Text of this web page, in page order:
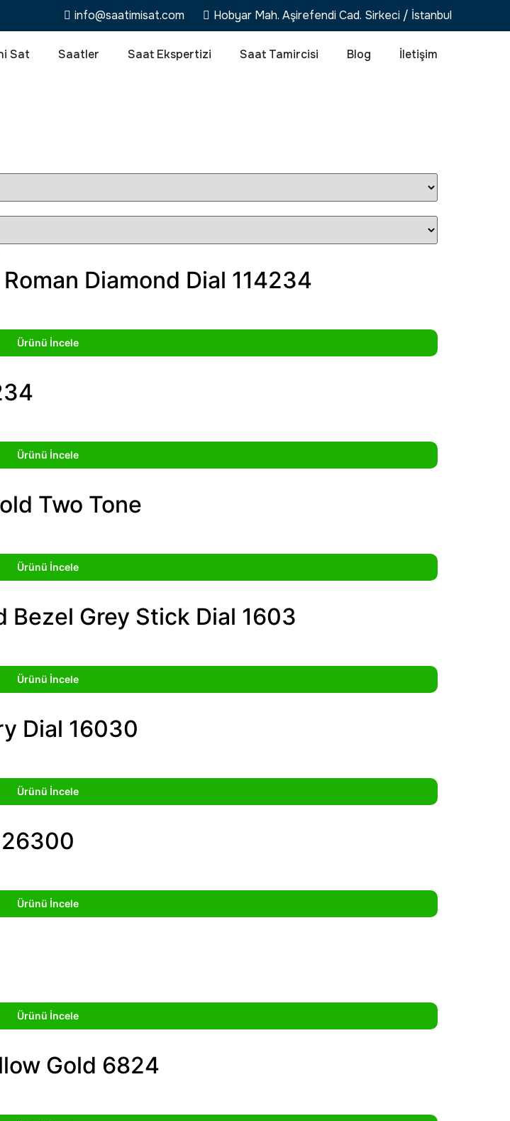
info@saatimisat.com Hobyar Mah. Aşirefendi Cad. Sirkeci / İstanbul
Sat Saatler Saat Ekspertizi Saat Tamircisi Blog İletişim
Diamond Dial 114234
Ürünü İncele
Ürünü İncele
Two Tone
Ürünü İncele
Grey Stick Dial 1603
Ürünü İncele
Dial 16030
Ürünü İncele
Ürünü İncele
Ürünü İncele
Gold 6824